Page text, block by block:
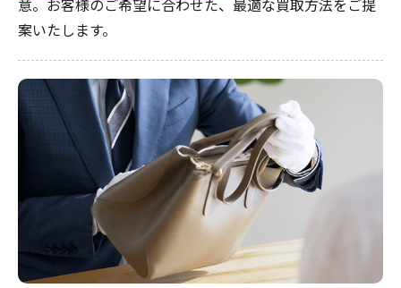
案いたします。